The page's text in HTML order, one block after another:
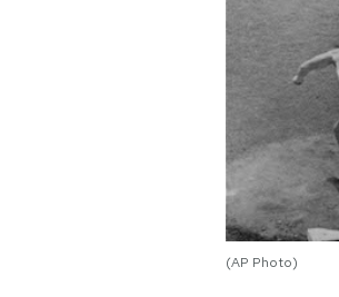
AREA PERSONALE
(AP Photo)